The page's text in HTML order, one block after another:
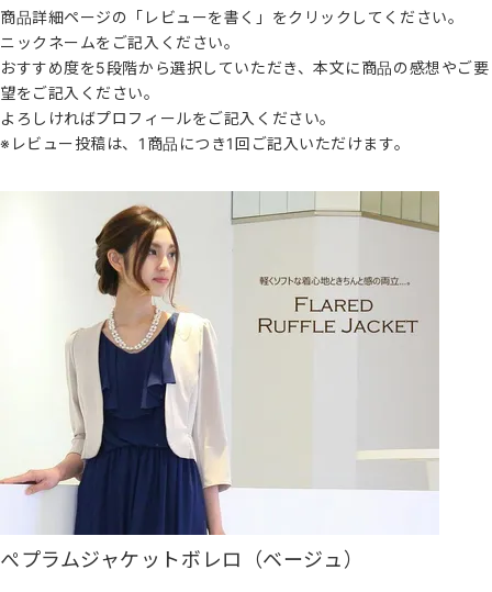
商品詳細ページの「レビューを書く」をクリックしてください。
ニックネームをご記入ください。
おすすめ度を5段階から選択していただき、本文に商品の感想やご要
望をご記入ください。
よろしければプロフィールをご記入ください。
※レビュー投稿は、1商品につき1回ご記入いただけます。
ぺプラムジャケットボレロ（ベージュ）